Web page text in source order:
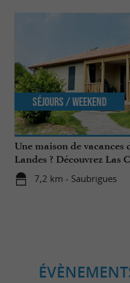
Une maison de vacances
Landes ? Découvrez Las
Lanas à Saubrigues !
7,2 km - Saubrigues
Séjours / Weekend